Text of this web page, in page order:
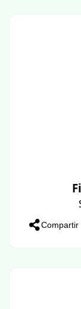
Compartir